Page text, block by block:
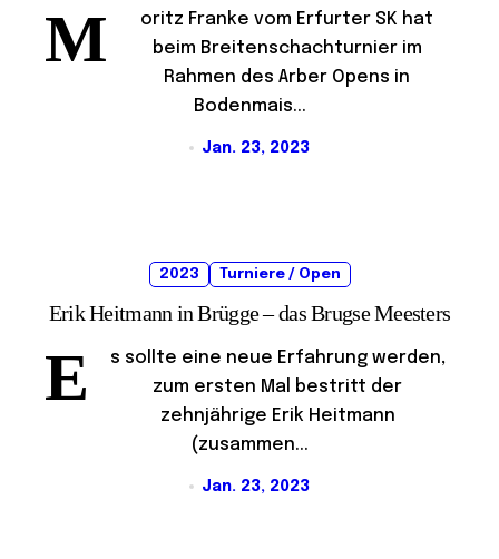
M
oritz Franke vom Erfurter SK hat
beim Breitenschachturnier im
Rahmen des Arber Opens in
Bodenmais...
Jan. 23, 2023
2023 Turniere / Open
Erik Heitmann in Brügge – das Brugse Meesters
E
s sollte eine neue Erfahrung werden,
zum ersten Mal bestritt der
zehnjährige Erik Heitmann
(zusammen...
Jan. 23, 2023